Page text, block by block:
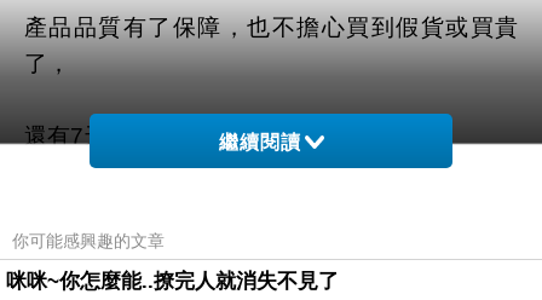
產品品質有了保障，也不擔心買到假貨或買貴
了，
還有7天滿意保證退換貨服務!
商品網址
繼續閱讀
你可能感興趣的文章
咪咪~你怎麼能..撩完人就消失不見了